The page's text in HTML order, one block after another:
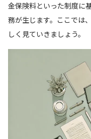
金保険料といった制度に
務が生じます。ここでは
しく見ていきましょう。